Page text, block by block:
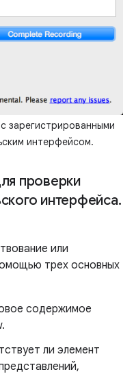
с зарегистрированными
интерфейсом.
проверки
интерфейса.
или
трех основных
содержимое
ли элемент